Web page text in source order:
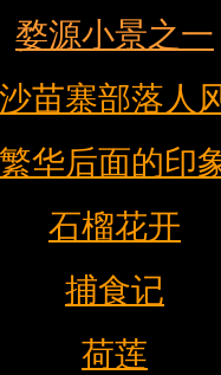
婺源小景之一
苗寨部落人
繁华后面的印
石榴花开
捕食记
荷莲